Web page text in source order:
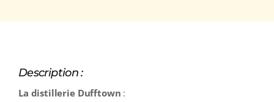
Description :
La distillerie Dufftown :